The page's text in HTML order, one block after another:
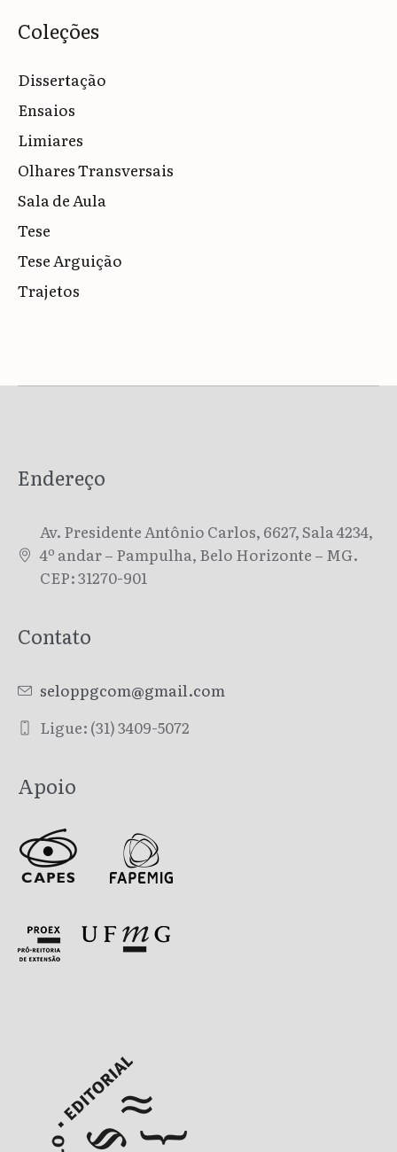
Coleções
Dissertação
Ensaios
Limiares
Olhares Transversais
Sala de Aula
Tese
Tese Arguição
Trajetos
Endereço
Av. Presidente Antônio Carlos, 6627, Sala 4234,
4º andar – Pampulha, Belo Horizonte – MG.
CEP: 31270-901
Contato
seloppgcom@gmail.com
Ligue: (31) 3409-5072
Apoio